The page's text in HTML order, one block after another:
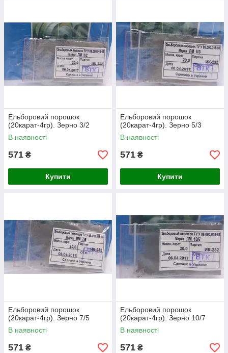
Ельборовий порошок
(20карат-4гр). Зерно 3/2
В наявності
571 ₴
Купити
Ельборовий порошок
(20карат-4гр). Зерно 5/3
В наявності
571 ₴
Купити
Ельборовий порошок
(20карат-4гр). Зерно 7/5
В наявності
571 ₴
Ельборовий порошок
(20карат-4гр). Зерно 10/7
В наявності
571 ₴